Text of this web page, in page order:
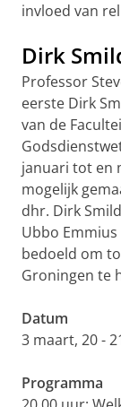
invloed van
Dirk
Professor
eerste Dirk
van de
januari tot en
mogelijk
dhr. Dirk
Ubbo Emmius
bedoeld om
Groningen te
Datum
3 maart, 20 -
Programma